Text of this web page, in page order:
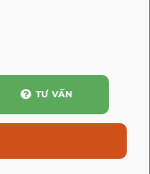
TƯ VẤN